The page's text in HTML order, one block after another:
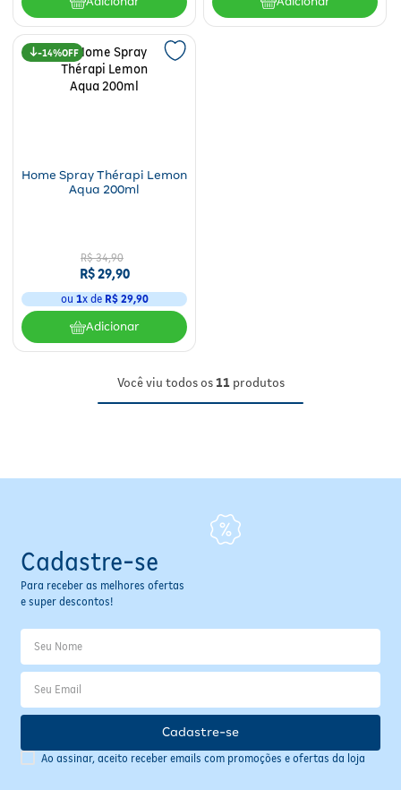
14%
Home Spray Thérapi Lemon
Aqua 200ml
R$ 34,90
R$29,90
ou 1x de R$ 29,90
Adicionar
Você viu todos os11produtos
Cadastre-se
Para receber as melhores ofertas
e super descontos!
Ao assinar, aceito receber emails com promoções e ofertas da loja
Cadastre-se